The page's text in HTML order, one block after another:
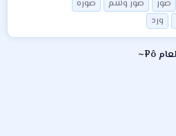
ر
د
د
م
ش
ه
و
صور صور وشم
صورة
ورد